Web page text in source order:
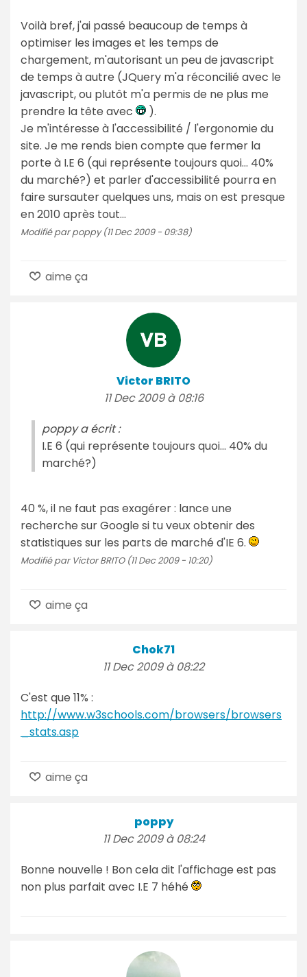
Voilà bref, j'ai passé beaucoup de temps à
optimiser les images et les temps de
chargement, m'autorisant un peu de javascript
de temps à autre (JQuery m'a réconcilié avec le
javascript, ou plutôt m'a permis de ne plus me
prendre la tête avec
).
Je m'intéresse à l'accessibilité / l'ergonomie du
site. Je me rends bien compte que fermer la
porte à I.E 6 (qui représente toujours quoi... 40%
du marché?) et parler d'accessibilité pourra en
faire sursauter quelques uns, mais on est presque
en 2010 après tout...
Modifié par poppy (11 Dec 2009 - 09:38)
aime ça
Victor BRITO
11 Dec 2009 à 08:16
poppy a écrit :
I.E 6 (qui représente toujours quoi... 40% du
marché?)
40 %, il ne faut pas exagérer : lance une
recherche sur Google si tu veux obtenir des
statistiques sur les parts de marché d'IE 6.
Modifié par Victor BRITO (11 Dec 2009 - 10:20)
aime ça
Chok71
11 Dec 2009 à 08:22
C'est que 11% :
http://www.w3schools.com/browsers/browsers
_stats.asp
aime ça
poppy
11 Dec 2009 à 08:24
Bonne nouvelle ! Bon cela dit l'affichage est pas
non plus parfait avec I.E 7 héhé